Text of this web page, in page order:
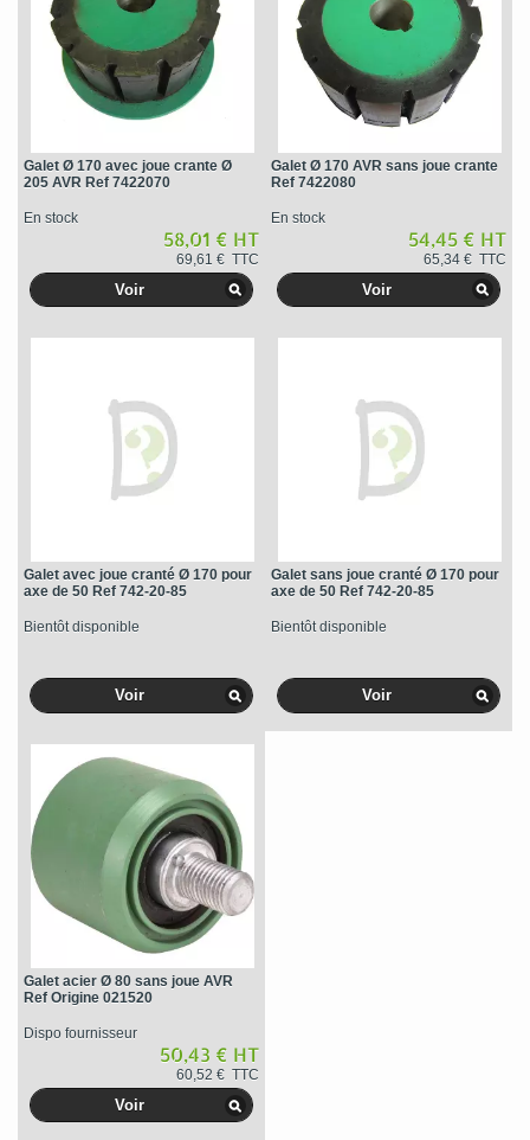
Galet Ø 170 avec joue crante Ø
205 AVR Ref 7422070
En stock
58,01 € HT
69,61 € TTC
Voir
Galet Ø 170 AVR sans joue crante
Ref 7422080
En stock
54,45 € HT
65,34 € TTC
Voir
Galet avec joue cranté Ø 170 pour
axe de 50 Ref 742-20-85
Bientôt disponible
Voir
Galet sans joue cranté Ø 170 pour
axe de 50 Ref 742-20-85
Bientôt disponible
Voir
Galet acier Ø 80 sans joue AVR
Ref Origine 021520
Dispo fournisseur
50,43 € HT
60,52 € TTC
Voir